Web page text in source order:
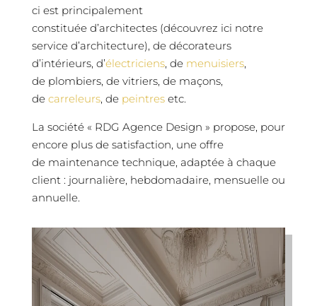
ci est principalement
constituée d’architectes (découvrez ici notre
service d’architecture), de décorateurs
d’intérieurs, d’électriciens, de menuisiers,
de plombiers, de vitriers, de maçons,
de carreleurs, de peintresetc.
La société « RDG Agence Design » propose, pour
encore plus de satisfaction, une offre
de maintenance technique, adaptée à chaque
client : journalière, hebdomadaire, mensuelle ou
annuelle.